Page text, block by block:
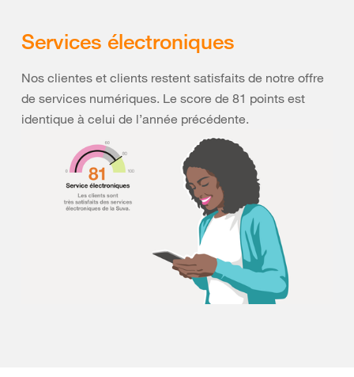
Services électroniques
Nos clientes et clients restent satisfaits de notre offre
de services numériques. Le score de 81 points est
identique à celui de l’année précédente.